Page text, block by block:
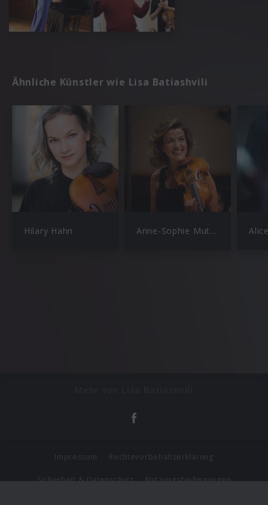
Ähnliche Künstler wie Lisa Batiashvili
Hilary Hahn Anne-Sophie Mutter
Impressum Rechtevorbehaltserklärung
Sicherheit & Datenschutz Nutzungsbedingungen